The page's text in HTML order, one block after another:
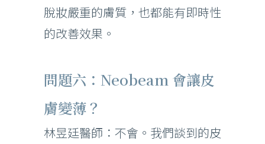
脫妝嚴重的膚質，也都能有即時性
的改善效果。
問題六：Neobeam 會讓皮
膚變薄？
林昱廷醫師：不會。我們談到的皮